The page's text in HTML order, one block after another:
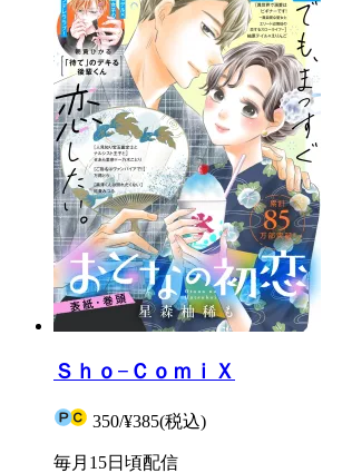
Ｓｈｏ−ＣｏｍｉＸ
350/¥385(税込)
毎月15日頃配信